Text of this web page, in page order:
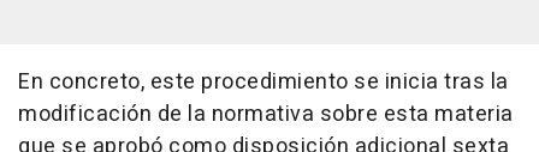
En concreto, este procedimiento se inicia tras la
modificación de la normativa sobre esta materia